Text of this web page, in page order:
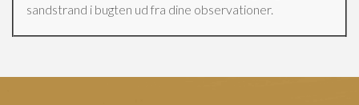
sandstrand i bugten ud fra dine observationer.